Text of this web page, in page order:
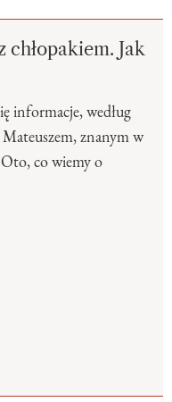
chłopakiem. Jak
informacje, według
znanym w
co wiemy o